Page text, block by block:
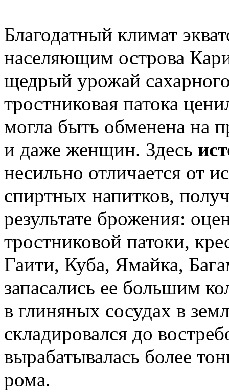
Благодатный климат
населяющим острова
щедрый урожай
тростниковая патока
могла быть обменена на
и даже женщин. Здесь
несильно отличается от
спиртных напитков,
результате брожения:
тростниковой патоки,
Гаити, Куба, Ямайка,
запасались ее большим
в глиняных сосудах в
складировался до
вырабатывалась более
рома.